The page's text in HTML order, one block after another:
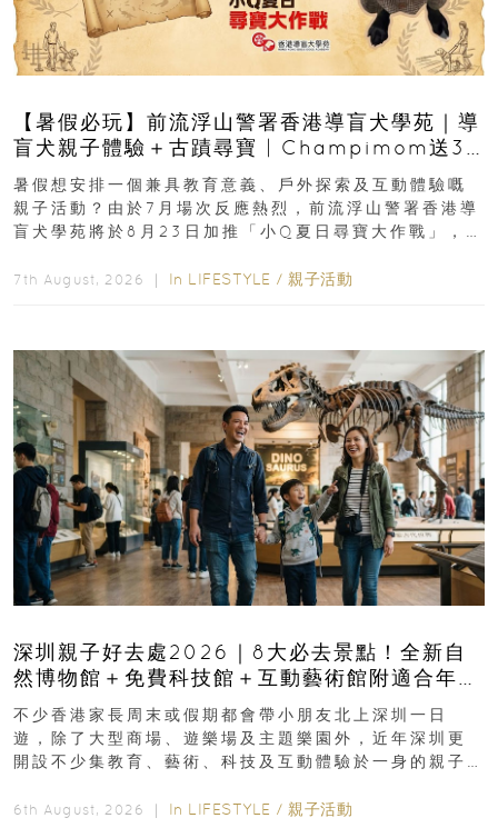
【暑假必玩】前流浮山警署香港導盲犬學苑｜導
盲犬親子體驗＋古蹟尋寶 | Champimom送3
組免費名額
暑假想安排一個兼具教育意義、戶外探索及互動體驗嘅
親子活動？由於7月場次反應熱烈，前流浮山警署香港導
盲犬學苑將於8月23日加推「小Q夏日尋寶大作戰」，家
7th August, 2026 ｜ In LIFESTYLE / 親子活動
深圳親子好去處2026｜8大必去景點！全新自
然博物館＋免費科技館＋互動藝術館附適合年
齡、交通、門票、開放時間
不少香港家長周末或假期都會帶小朋友北上深圳一日
遊，除了大型商場、遊樂場及主題樂園外，近年深圳更
開設不少集教育、藝術、科技及互動體驗於一身的親子
6th August, 2026 ｜ In LIFESTYLE / 親子活動